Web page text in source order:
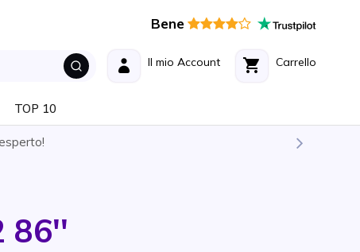
Bene
Carrello
Il mio Account
TOP 10
86''